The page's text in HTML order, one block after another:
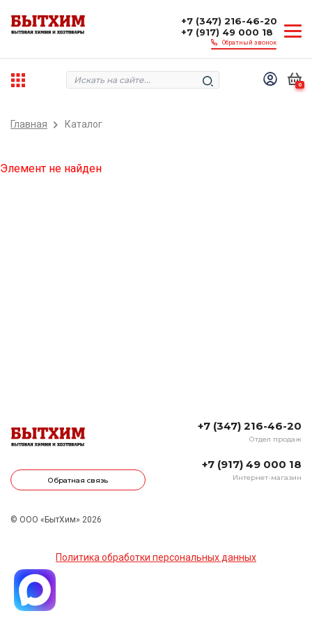
+7 (347) 216-46-20
+7 (917) 49 000 18
Обратный звонок
0
Главная Каталог
Элемент не найден
Обратная связь
+7 (347) 216-46-20
Отдел продаж
+7 (917) 49 000 18
Интернет-магазин
© ООО «БытХим» 2026
Политика обработки персональных данных